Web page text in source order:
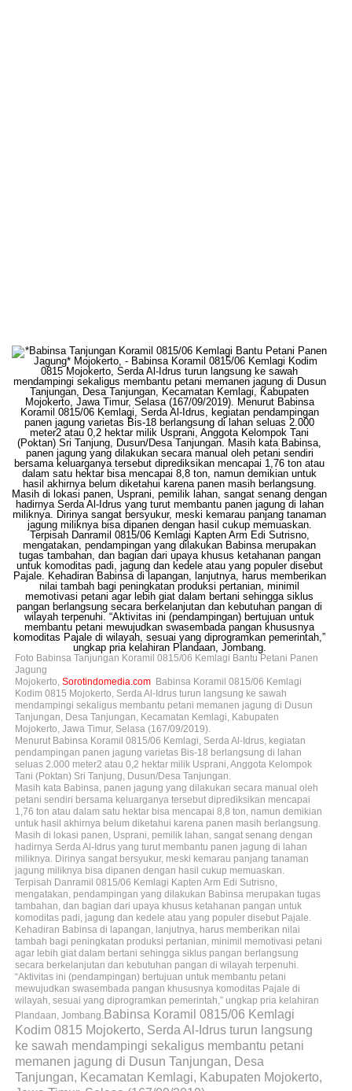
Foto Babinsa Tanjungan Koramil 0815/06 Kemlagi Bantu Petani Panen
Jagung
Mojokerto, Sorotindomedia.com Babinsa Koramil 0815/06 Kemlagi
Kodim 0815 Mojokerto, Serda Al-Idrus turun langsung ke sawah
mendampingi sekaligus membantu petani memanen jagung di Dusun
Tanjungan, Desa Tanjungan, Kecamatan Kemlagi, Kabupaten
Mojokerto, Jawa Timur, Selasa (167/09/2019).
Menurut Babinsa Koramil 0815/06 Kemlagi, Serda Al-Idrus, kegiatan
pendampingan panen jagung varietas Bis-18 berlangsung di lahan
seluas 2.000 meter2 atau 0,2 hektar milik Usprani, Anggota Kelompok
Tani (Poktan) Sri Tanjung, Dusun/Desa Tanjungan.
Masih kata Babinsa, panen jagung yang dilakukan secara manual oleh
petani sendiri bersama keluarganya tersebut diprediksikan mencapai
1,76 ton atau dalam satu hektar bisa mencapai 8,8 ton, namun demikian
untuk hasil akhirnya belum diketahui karena panen masih berlangsung.
Masih di lokasi panen, Usprani, pemilik lahan, sangat senang dengan
hadirnya Serda Al-Idrus yang turut membantu panen jagung di lahan
miliknya. Dirinya sangat bersyukur, meski kemarau panjang tanaman
jagung miliknya bisa dipanen dengan hasil cukup memuaskan.
Terpisah Danramil 0815/06 Kemlagi Kapten Arm Edi Sutrisno,
mengatakan, pendampingan yang dilakukan Babinsa merupakan tugas
tambahan, dan bagian dari upaya khusus ketahanan pangan untuk
komoditas padi, jagung dan kedele atau yang populer disebut Pajale.
Kehadiran Babinsa di lapangan, lanjutnya, harus memberikan nilai
tambah bagi peningkatan produksi pertanian, minimil memotivasi petani
agar lebih giat dalam bertani sehingga siklus pangan berlangsung
secara berkelanjutan dan kebutuhan pangan di wilayah terpenuhi.
“Aktivitas ini (pendampingan) bertujuan untuk membantu petani
mewujudkan swasembada pangan khususnya komoditas Pajale di
wilayah, sesuai yang diprogramkan pemerintah,” ungkap pria kelahiran
Plandaan, Jombang. Babinsa Koramil 0815/06 Kemlagi
Kodim 0815 Mojokerto, Serda Al-Idrus turun langsung
ke sawah mendampingi sekaligus membantu petani
memanen jagung di Dusun Tanjungan, Desa
Tanjungan, Kecamatan Kemlagi, Kabupaten Mojokerto,